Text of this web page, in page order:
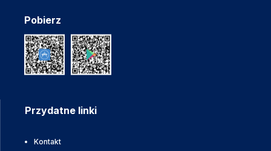
Pobierz
Przydatne linki
Kontakt